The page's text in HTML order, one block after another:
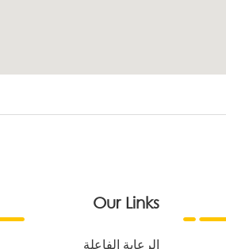
Our Links
الرعاية الفاعلة